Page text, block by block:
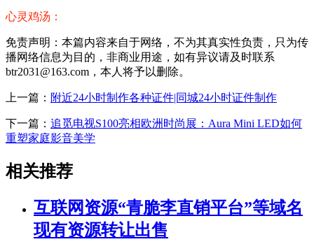
心灵鸡汤：
免责声明：本篇内容来自于网络，不为其真实性负责，只为传
播网络信息为目的，非商业用途，如有异议请及时联系
btr2031@163.com，本人将予以删除。
上一篇： 附近24小时制作各种证件|同城24小时证件制作
下一篇： 追觅电视S100亮相欧洲时尚展：Aura Mini LED如何
重塑家庭影音美学
相关推荐
互联网资源“青脆李直销平台”等域名
现有资源转让出售